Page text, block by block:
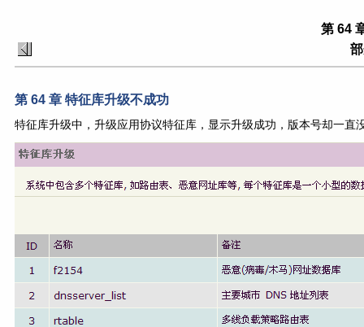
第 64
第 64 章 特征库升级不成功
特征库升级中，升级应用协议特征库，显示升级成功，版本号却一直